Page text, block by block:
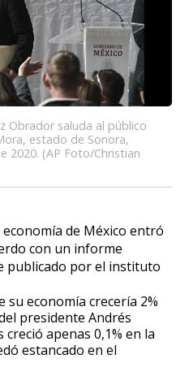
Obrador saluda al público
estado de Sonora,
2020. (AP Foto/Christian
economía de México entró
con un informe
publicado por el instituto
economía crecería 2%
presidente Andrés
apenas 0,1% en la
estancado en el